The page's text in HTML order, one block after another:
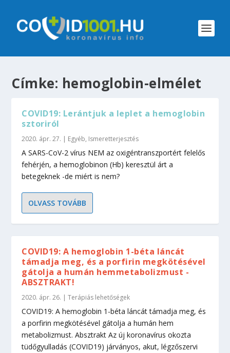
Címke: hemoglobin-elmélet
COVID19: Lerántjuk a leplet a hemoglobin
sztoriról
2020. ápr. 27. | Egyéb, Ismeretterjesztés
A SARS-CoV-2 vírus NEM az oxigéntranszportért felelős
fehérjén, a hemoglobinon (Hb) keresztül árt a
betegeknek -de miért is nem?
OLVASS TOVÁBB
COVID19: A hemoglobin 1-béta láncát
támadja meg, és a porfirin megkötésével
gátolja a humán hemmetabolizmust -
ABSZTRAKT!
2020. ápr. 26. |Terápiás lehetőségek
COVID19: A hemoglobin 1-béta láncát támadja meg, és
a porfirin megkötésével gátolja a humán hem
metabolizmust. Absztrakt Az új koronavírus okozta
tüdőgyulladás (COVID19) járványos, akut, légzőszervi